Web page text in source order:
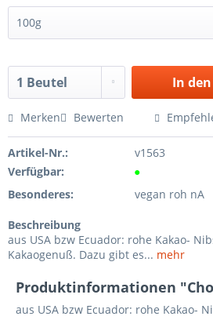
In den
Merken Bewerten
Artikel-Nr.:
v1563
Verfügbar:
●
Besonderes:
vegan roh nA
Beschreibung
aus USA bzw Ecuador: rohe Kakao-
Kakaogenuß. Dazu gibt es... mehr
Produktinformationen
aus USA bzw Ecuador: rohe Kakao-